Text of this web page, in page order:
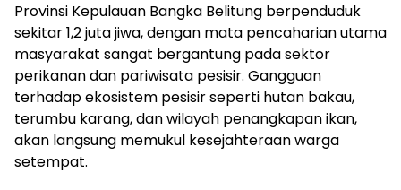
Provinsi Kepulauan Bangka Belitung berpenduduk
sekitar 1,2 juta jiwa, dengan mata pencaharian utama
masyarakat sangat bergantung pada sektor
perikanan dan pariwisata pesisir. Gangguan
terhadap ekosistem pesisir seperti hutan bakau,
terumbu karang, dan wilayah penangkapan ikan,
akan langsung memukul kesejahteraan warga
setempat.